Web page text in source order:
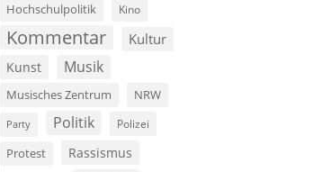
Hochschulpolitik Kino
Kommentar Kultur
Kunst Musik
Musisches Zentrum NRW
Party Politik Polizei
Protest Rassismus